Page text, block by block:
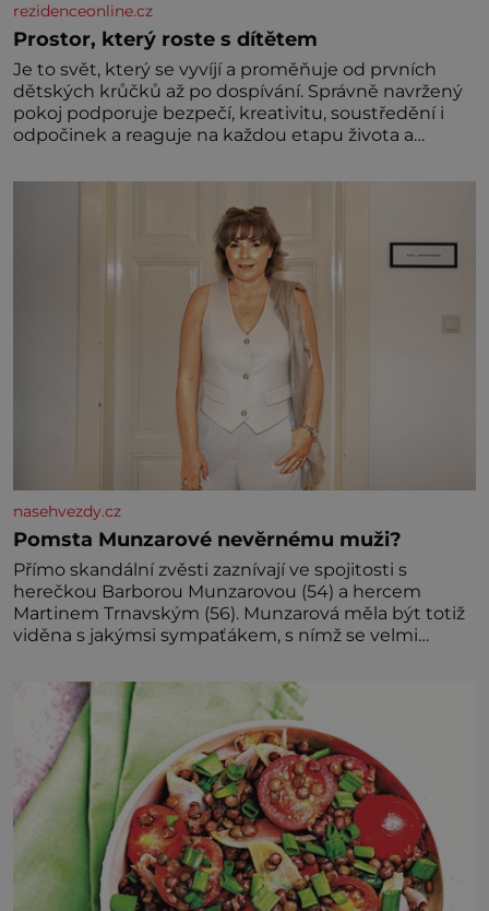
rezidenceonline.cz
Prostor, který roste s dítětem
Je to svět, který se vyvíjí a proměňuje od prvních
dětských krůčků až po dospívání. Správně navržený
pokoj podporuje bezpečí, kreativitu, soustředění i
odpočinek a reaguje na každou etapu života a
jednoduchost, měkkost a bezpečí, proto by pokoj
nasehvezdy.cz
Pomsta Munzarové nevěrnému muži?
Přímo skandální zvěsti zaznívají ve spojitosti s
herečkou Barborou Munzarovou (54) a hercem
Martinem Trnavským (56). Munzarová měla být totiž
viděna s jakýmsi sympaťákem, s nímž se velmi